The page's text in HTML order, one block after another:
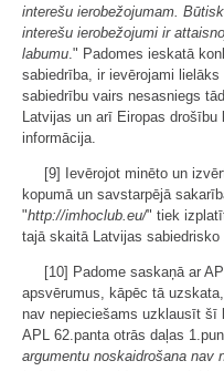
interešu ierobežojumam.
interešu ierobežojumi ir
labumu ." Padomes ieskatā
sabiedrība, ir ievērojami
sabiedrību vairs nesasniegs
Latvijas un arī Eiropas
informācija.
[9] Ievērojot minēto un
kopumā un savstarpējā
"http://imhoclub.eu/" tiek
tajā skaitā Latvijas sabiedrisko
[10] Padome saskaņā ar
apsvērumus, kāpēc tā
nav nepieciešams uzklausīt šī
APL 62.panta otrās daļas
argumentu noskaidrošana nav